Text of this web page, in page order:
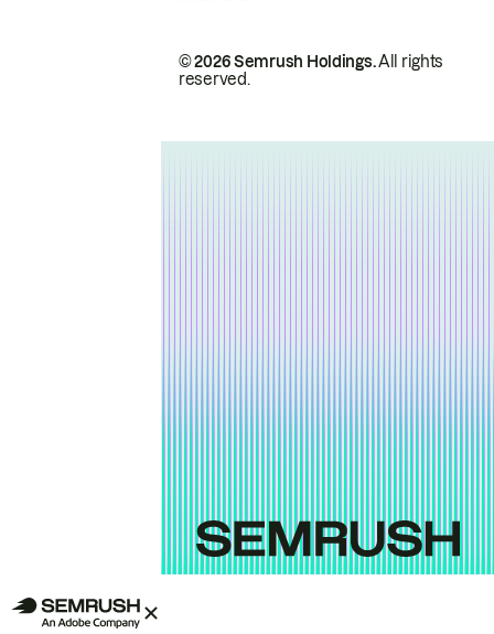
© 2026 Semrush Holdings.All rights
reserved.